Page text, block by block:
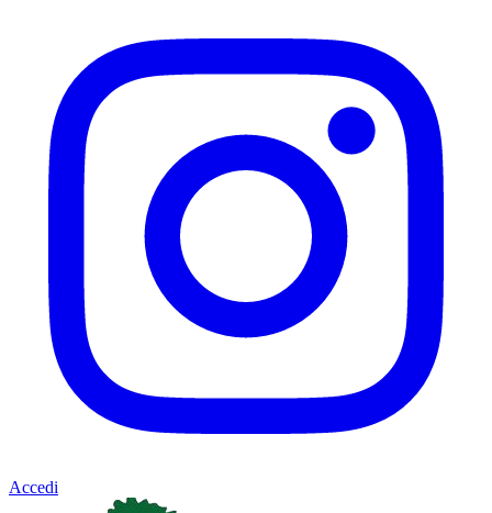
Accedi